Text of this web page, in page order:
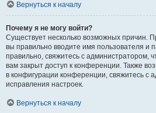
Вернуться к началу
Почему я не могу войти?
Существует несколько возможных причин.
вы правильно вводите имя пользователя и
правильно, свяжитесь с администратором,
вам закрыт доступ к конференции. Также
в конфигурации конференции, свяжитесь с
исправления настроек.
Вернуться к началу